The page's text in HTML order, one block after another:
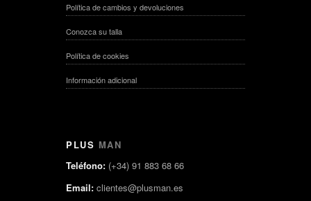
Política de cambios y devoluciones
Conozca su talla
Política de cookies
Información adicional
PLUS MAN
Teléfono: (+34) 91 883 68 66
Email: clientes@plusman.es